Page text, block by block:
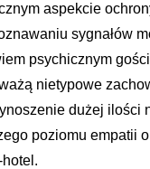
aspekcie
sygnałów
psychicznym
nietypowe
dużej ilości
poziomu empatii